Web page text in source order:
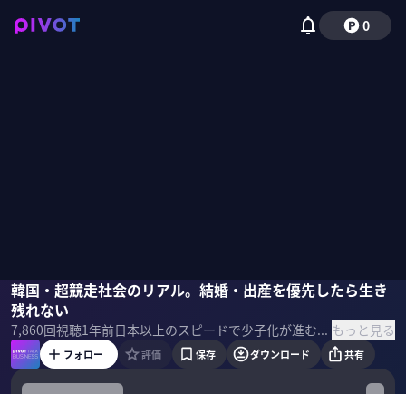
0
韓国・超競走社会のリアル。結婚・出産を優先したら生き
残れない
7,860回視聴1年前 日本以上のスピードで少子化が進む韓国。なぜ少子化が止まらないのか？少子化対策のため国や企業はどんな施策を打ち出しているのか？韓国・超少子化のリアルを、ニッセイ基礎研究所・上席研究員で亜細亜大学特任准教授の金 明中氏に解説してもらった。 ＜ゲスト＞ 金 明中｜ニッセイ基礎研究所 1970年韓国仁川生まれ。慶應義塾大学大学院博士課程修了。労働政策研究研修機構、日本経済研究センターを経て、2008年9月ニッセイ基礎研究所へ、2023年7月から現職 もっと見る
金明中 佐々木紀彦
フォロー 評価 保存 ダウンロード 共有